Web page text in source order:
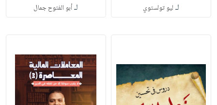
لـ ليو تولستوي لـأبو الفتوح جمال